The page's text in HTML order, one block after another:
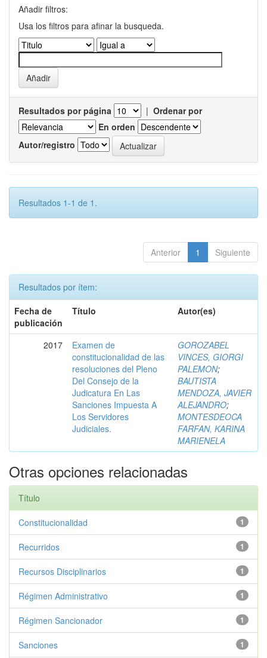
Añadir filtros:
Usa los filtros para afinar la busqueda.
Resultados por página | Ordenar por
En orden
Autor/registro
Resultados 1-1 de 1.
Anterior 1 Siguiente
Resultados por ítem:
Fecha de
publicación
Título Autor(es)
2017
Examen de
constitucionalidad de las
resoluciones del Pleno
Del Consejo de la
Judicatura En Las
Sanciones Impuesta A
Los Servidores
Judiciales.
GOROZABEL
VINCES, GIORGI
PALEMON;
BAUTISTA
MENDOZA, JAVIER
ALEJANDRO;
MONTESDEOCA
FARFAN, KARINA
MARIENELA
Otras opciones relacionadas
Título
1
Constitucionalidad
1
Recurridos
1
Recursos Disciplinarios
1
Régimen Administrativo
1
Régimen Sancionador
1
Sanciones